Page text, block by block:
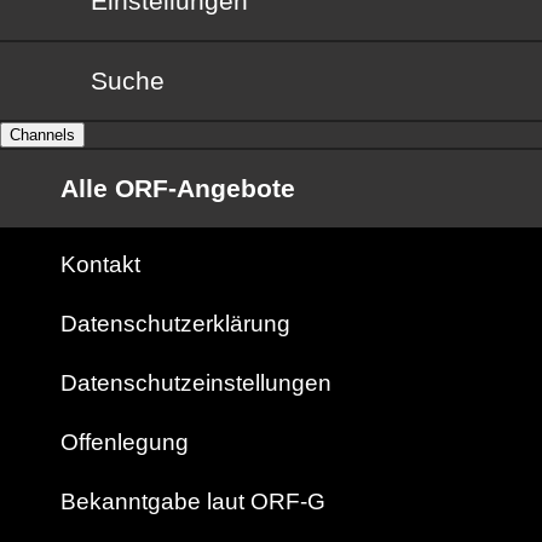
Suche
Channels
Alle ORF-Angebote
Kontakt
Datenschutzerklärung
Datenschutzeinstellungen
Offenlegung
Bekanntgabe laut ORF-G